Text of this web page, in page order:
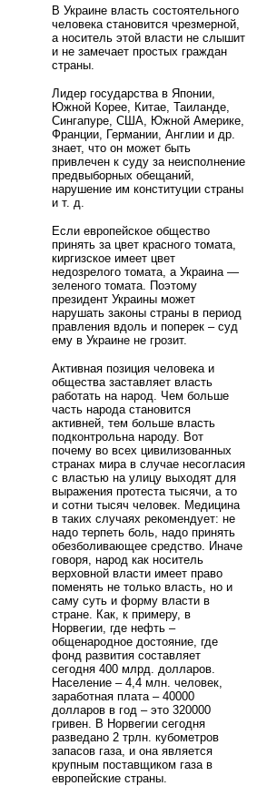
В Украине власть состоятельного
человека становится чрезмерной,
а носитель этой власти не слышит
и не замечает простых граждан
страны.
Лидер государства в Японии,
Южной Корее, Китае, Таиланде,
Сингапуре, США, Южной Америке,
Франции, Германии, Англии и др.
знает, что он может быть
привлечен к суду за неисполнение
предвыборных обещаний,
нарушение им конституции страны
и т. д.
Если европейское общество
принять за цвет красного томата,
киргизское имеет цвет
недозрелого томата, а Украина —
зеленого томата. Поэтому
президент Украины может
нарушать законы страны в период
правления вдоль и поперек – суд
ему в Украине не грозит.
Активная позиция человека и
общества заставляет власть
работать на народ. Чем больше
часть народа становится
активней, тем больше власть
подконтрольна народу. Вот
почему во всех цивилизованных
странах мира в случае несогласия
с властью на улицу выходят для
выражения протеста тысячи, а то
и сотни тысяч человек. Медицина
в таких случаях рекомендует: не
надо терпеть боль, надо принять
обезболивающее средство. Иначе
говоря, народ как носитель
верховной власти имеет право
поменять не только власть, но и
саму суть и форму власти в
стране. Как, к примеру, в
Норвегии, где нефть –
общенародное достояние, где
фонд развития составляет
сегодня 400 млрд. долларов.
Население – 4,4 млн. человек,
заработная плата – 40000
долларов в год – это 320000
гривен. В Норвегии сегодня
разведано 2 трлн. кубометров
запасов газа, и она является
крупным поставщиком газа в
европейские страны.